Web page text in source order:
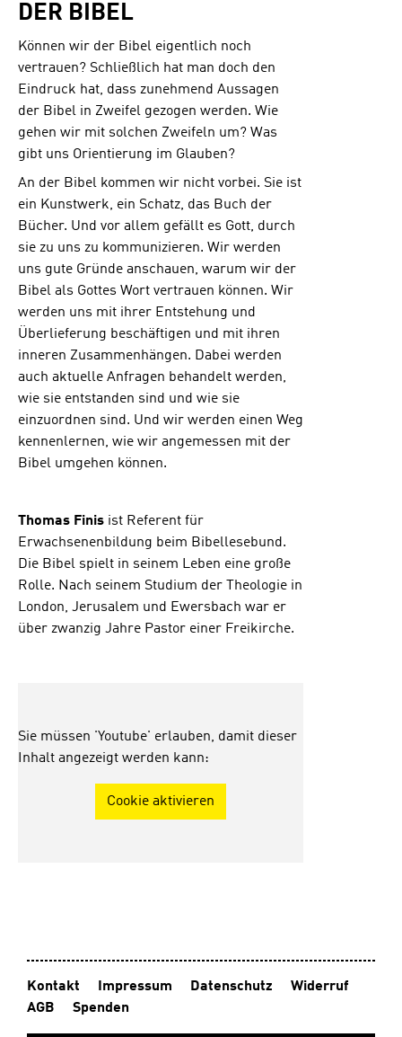
DER BIBEL
Können wir der Bibel eigentlich noch
vertrauen? Schließlich hat man doch den
Eindruck hat, dass zunehmend Aussagen
der Bibel in Zweifel gezogen werden. Wie
gehen wir mit solchen Zweifeln um? Was
gibt uns Orientierung im Glauben?
An der Bibel kommen wir nicht vorbei. Sie ist
ein Kunstwerk, ein Schatz, das Buch der
Bücher. Und vor allem gefällt es Gott, durch
sie zu uns zu kommunizieren. Wir werden
uns gute Gründe anschauen, warum wir der
Bibel als Gottes Wort vertrauen können. Wir
werden uns mit ihrer Entstehung und
Überlieferung beschäftigen und mit ihren
inneren Zusammenhängen. Dabei werden
auch aktuelle Anfragen behandelt werden,
wie sie entstanden sind und wie sie
einzuordnen sind. Und wir werden einen Weg
kennenlernen, wie wir angemessen mit der
Bibel umgehen können.
Thomas Finis ist Referent für
Erwachsenenbildung beim Bibellesebund.
Die Bibel spielt in seinem Leben eine große
Rolle. Nach seinem Studium der Theologie in
London, Jerusalem und Ewersbach war er
über zwanzig Jahre Pastor einer Freikirche.
Sie müssen 'Youtube' erlauben, damit dieser
Inhalt angezeigt werden kann:
Cookie aktivieren
Kontakt Impressum Datenschutz
Widerruf
AGB
Spenden